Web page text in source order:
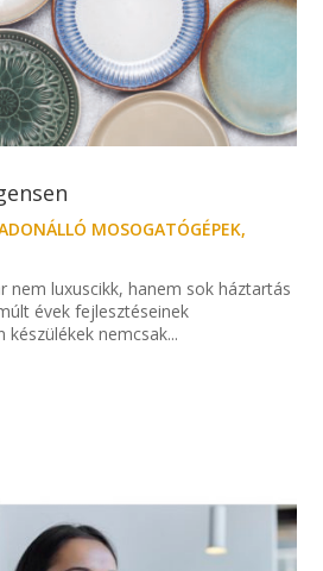
MOSOGATÓGÉPEK,
nem luxuscikk, hanem sok háztartás
évek fejlesztéseinek
nemcsak...